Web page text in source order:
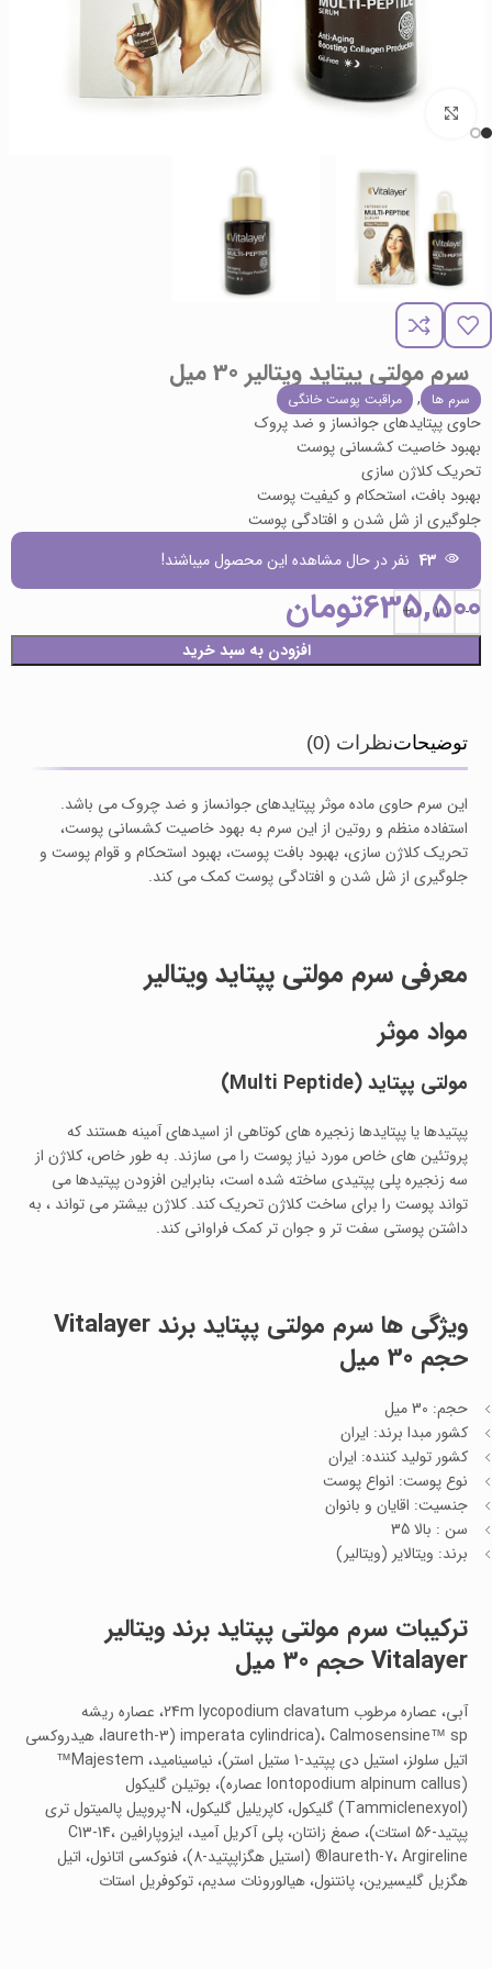
سرم مولتی پپتاید ویتالیر 30 میل
سرم ها , مراقبت پوست خانگی
حاوی پپتایدهای جوانساز و ضد پروک
بهبود خاصیت کشسانی پوست
تحریک کلاژن سازی
بهبود بافت، استحکام و کیفیت پوست
جلوگیری از شل شدن و افتادگی پوست
43 نفر در حال مشاهده این محصول میباشند!
635,500تومان
افزودن به سبد خرید
توضیحاتنظرات (0)
این سرم حاوی ماده موثر پپتایدهای جوانساز و ضد چروک می باشد.
استفاده منظم و روتین از این سرم به بهود خاصیت کشسانی پوست،
تحریک کلاژن سازی، بهبود بافت پوست، بهبود استحکام و قوام پوست و
جلوگیری از شل شدن و افتادگی پوست کمک می کند.
معرفی سرم مولتی پپتاید ویتالیر
مواد موثر
مولتی پپتاید(Multi Peptide)
پپتیدها یا پپتایدها زنجیره های کوتاهی از اسیدهای آمینه هستند که
پروتئین های خاص مورد نیاز پوست را می سازند. به طور خاص، کلاژن از
سه زنجیره پلی پپتیدی ساخته شده است، بنابراین افزودن پپتیدها می
تواند پوست را برای ساخت کلاژن تحریک کند. کلاژن بیشتر می تواند ، به
داشتن پوستی سفت تر و جوان تر کمک فراوانی کند.
ویژگی ها
سرم مولتی پپتاید برند Vitalayer
حجم 30 میل
حجم: 30 میل
کشور مبدا برند: ایران
کشور تولید کننده: ایران
نوع پوست: انواع پوست
جنسیت: اقایان و بانوان
سن : بالا 35
برند: ویتالایر (ویتالیر)
ترکیبات سرم مولتی پپتاید برند ویتالیر
Vitalayer حجم 30 میل
آبی، عصاره مرطوب 24m lycopodium clavatum، عصاره ریشه
imperata cylindrica)، Calmosensine™ sp (laureth-3، هیدروکسی
اتیل سلولز، استیل دی پپتید-1 ستیل استر)، نیاسینامید، Majestem™
(lontopodium alpinum callus عصاره)، بوتیلن گلیکول
(Tammiclenexyol) گلیکول، کاپریلیل گلیکول، N-پروپیل پالمیتول تری
پپتید-56 استات)، صمغ زانتان، پلی آکریل آمید، ایزوپارافین C13-14،
laureth-7، Argireline® (استیل هگزاپپتید-8)، فنوکسی اتانول، اتیل
هگزیل گلیسیرین، پانتنول، هیالورونات سدیم، توکوفریل استات